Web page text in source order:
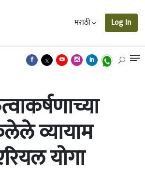
मराठी Log In
व्यायाम
योगा